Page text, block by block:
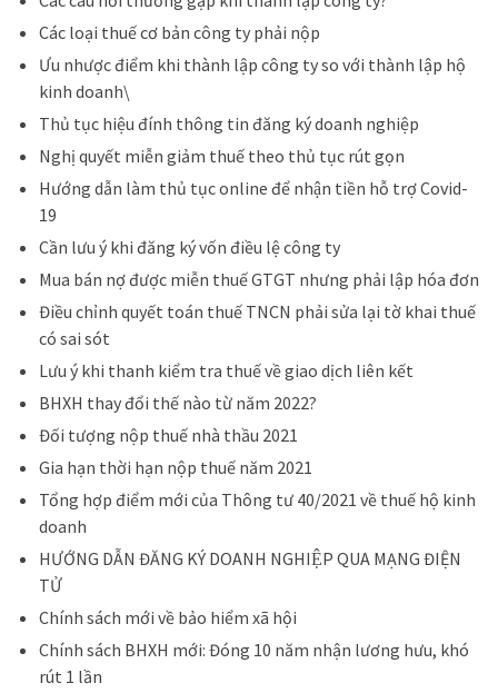
Các loại thuế cơ bản công ty phải nộp
Ưu nhược điểm khi thành lập công ty so với thành lập hộ
kinh doanh\
Thủ tục hiệu đính thông tin đăng ký doanh nghiệp
Nghị quyết miễn giảm thuế theo thủ tục rút gọn
Hướng dẫn làm thủ tục online để nhận tiền hỗ trợ Covid-
19
Cần lưu ý khi đăng ký vốn điều lệ công ty
Mua bán nợ được miễn thuế GTGT nhưng phải lập hóa đơn
Điều chỉnh quyết toán thuế TNCN phải sửa lại tờ khai thuế
có sai sót
Lưu ý khi thanh kiểm tra thuế về giao dịch liên kết
BHXH thay đổi thế nào từ năm 2022?
Đối tượng nộp thuế nhà thầu 2021
Gia hạn thời hạn nộp thuế năm 2021
Tổng hợp điểm mới của Thông tư 40/2021 về thuế hộ kinh
doanh
HƯỚNG DẪN ĐĂNG KÝ DOANH NGHIỆP QUA MẠNG ĐIỆN
TỬ
Chính sách mới về bảo hiểm xã hội
Chính sách BHXH mới: Đóng 10 năm nhận lương hưu, khó
rút 1 lần